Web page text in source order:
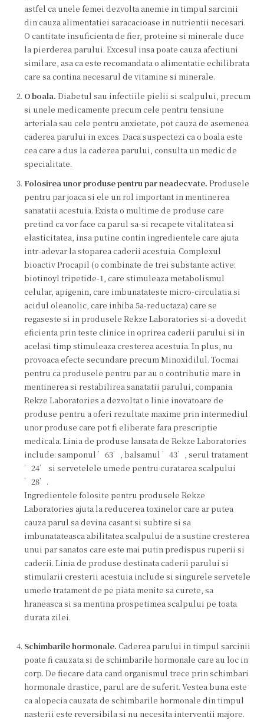
astfel ca unele femei dezvolta anemie in timpul sarcinii
din cauza alimentatiei saracacioase in nutrientii necesari.
O cantitate insuficienta de fier, proteine si minerale duce
la pierderea parului. Excesul insa poate cauza afectiuni
similare, asa ca este recomandata o alimentatie echilibrata
care sa contina necesarul de vitamine si minerale.
O boala. Diabetul sau infectiile pielii si scalpului, precum
si unele medicamente precum cele pentru tensiune
arteriala sau cele pentru anxietate, pot cauza de asemenea
caderea parului in exces. Daca suspectezi ca o boala este
cea care a dus la caderea parului, consulta un medic de
specialitate.
Folosirea unor produse pentru par neadecvate. Produsele
pentru par joaca si ele un rol important in mentinerea
sanatatii acestuia. Exista o multime de produse care
pretind ca vor face ca parul sa-si recapete vitalitatea si
elasticitatea, insa putine contin ingredientele care ajuta
intr-adevar la stoparea caderii acestuia. Complexul
bioactiv Procapil (o combinate de trei substante active:
biotinoyl tripetide-1, care stimuleaza metabolismul
celular, apigenin, care imbunatateste micro-circulatia si
acidul oleanolic, care inhiba 5a-reductaza) care se
regaseste si in produsele Rekze Laboratories si-a dovedit
eficienta prin teste clinice in oprirea caderii parului si in
acelasi timp stimuleaza cresterea acestuia. In plus, nu
provoaca efecte secundare precum Minoxidilul. Tocmai
pentru ca produsele pentru par au o contributie mare in
mentinerea si restabilirea sanatatii parului, compania
Rekze Laboratories a dezvoltat o linie inovatoare de
produse pentru a oferi rezultate maxime prin intermediul
unor produse care pot fi eliberate fara prescriptie
medicala. Linia de produse lansata de Rekze Laboratories
include: samponul ’63’, balsamul ’43’, serul tratament
’24’ si servetelele umede pentru curatarea scalpului
’28’.
Ingredientele folosite pentru produsele Rekze
Laboratories ajuta la reducerea toxinelor care ar putea
cauza parul sa devina casant si subtire si sa
imbunatateasca abilitatea scalpului de a sustine cresterea
unui par sanatos care este mai putin predispus ruperii si
caderii. Linia de produse destinata caderii parului si
stimularii cresterii acestuia include si singurele servetele
umede tratament de pe piata menite sa curete, sa
hraneasca si sa mentina prospetimea scalpului pe toata
durata zilei.
Schimbarile hormonale. Caderea parului in timpul sarcinii
poate fi cauzata si de schimbarile hormonale care au loc in
corp. De fiecare data cand organismul trece prin schimbari
hormonale drastice, parul are de suferit. Vestea buna este
ca alopecia cauzata de schimbarile hormonale din timpul
nasterii este reversibila si nu necesita interventii majore.